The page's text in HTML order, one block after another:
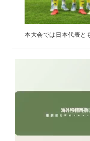
本大会では日本代表と